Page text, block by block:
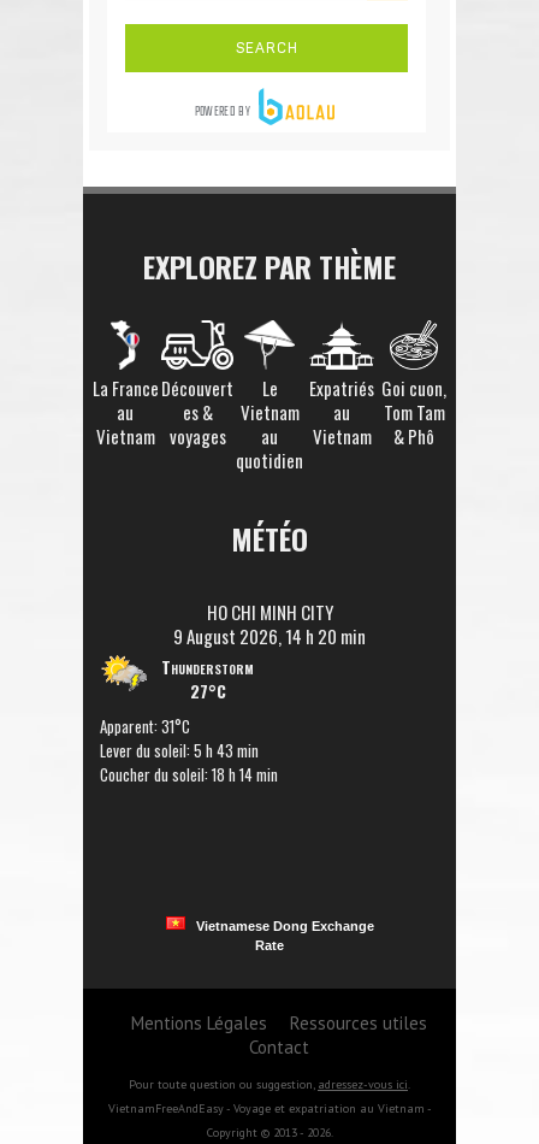
EXPLOREZ PAR THÈME
La France
au
Vietnam
Découvert
es &
voyages
Le
Vietnam
au
quotidien
Expatriés
au
Vietnam
Goi cuon,
Tom Tam
& Phô
MÉTÉO
HO CHI MINH CITY
9 August 2026, 14 h 20 min
Thunderstorm
27°C
Apparent: 31°C
Lever du soleil: 5 h 43 min
Coucher du soleil: 18 h 14 min
Vietnamese Dong Exchange
Rate
Mentions Légales
Ressources utiles
Contact
Pour toute question ou suggestion, adressez-vous ici.
VietnamFreeAndEasy - Voyage et expatriation au Vietnam -
Copyright © 2013 - 2026.